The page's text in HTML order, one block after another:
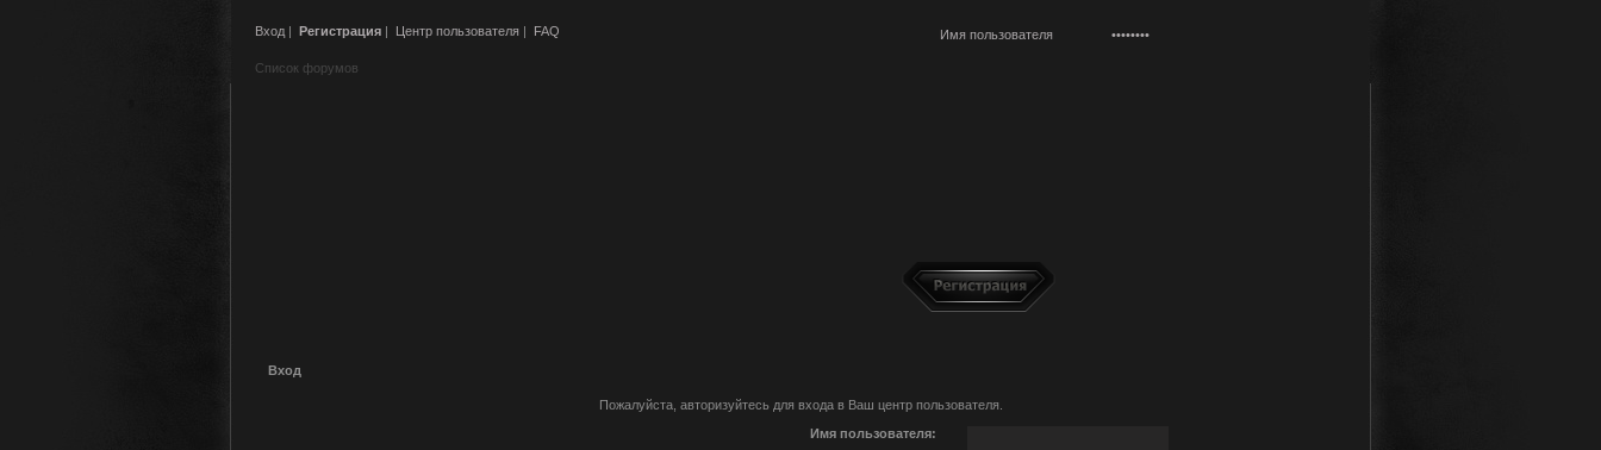
Вход | Регистрация | Центр пользователя | FAQ
Список форумов
Вход
Пожалуйста, авторизуйтесь для входа в Ваш центр пользователя.
Имя пользователя: